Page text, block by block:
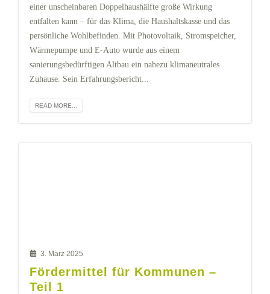
einer unscheinbaren Doppelhaushälfte große Wirkung
entfalten kann – für das Klima, die Haushaltskasse und das
persönliche Wohlbefinden. Mit Photovoltaik, Stromspeicher,
Wärmepumpe und E-Auto wurde aus einem
sanierungsbedürftigen Altbau ein nahezu klimaneutrales
Zuhause. Sein Erfahrungsbericht...
READ MORE...
3. März 2025
Fördermittel für Kommunen –
Teil 1